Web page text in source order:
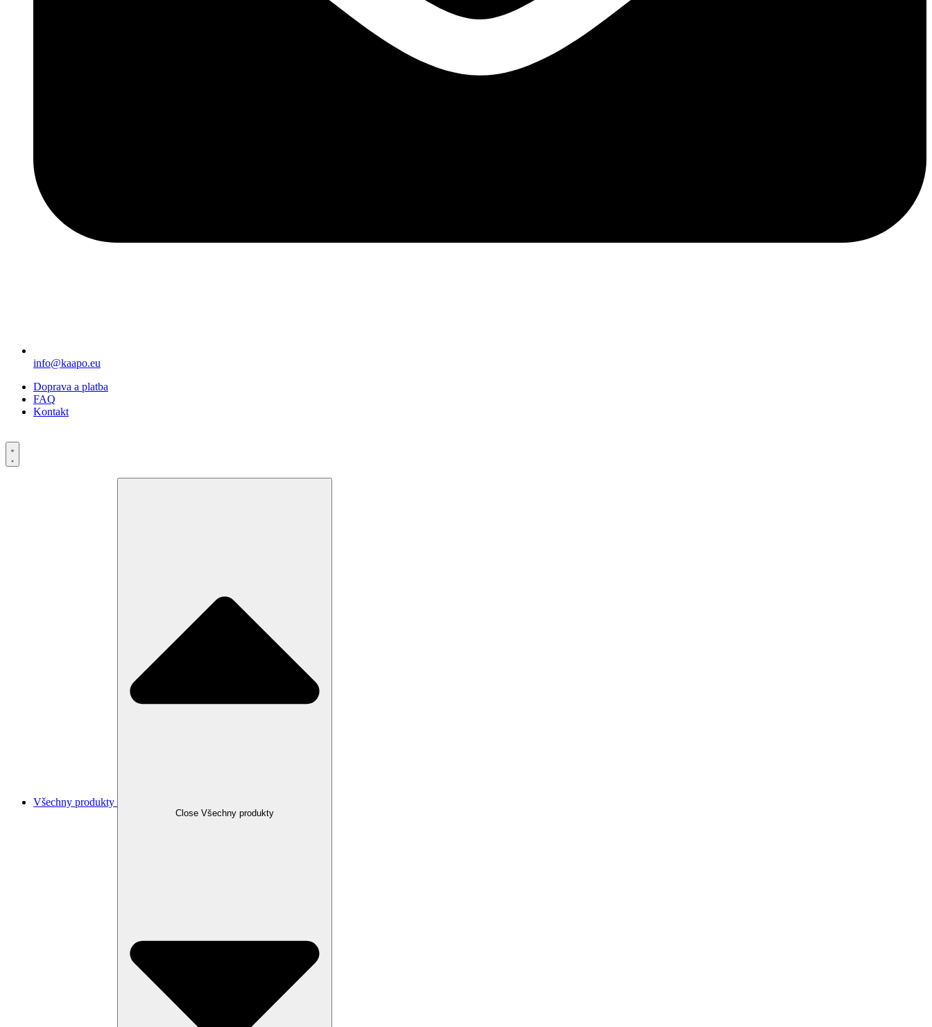
info@kaapo.eu
Doprava a platba
FAQ
Kontakt
Všechny produkty
Close Všechny produkty